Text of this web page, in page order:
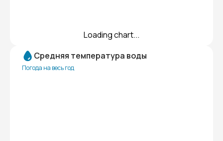
Loading chart...
Средняя температура воды
Погода на весь год